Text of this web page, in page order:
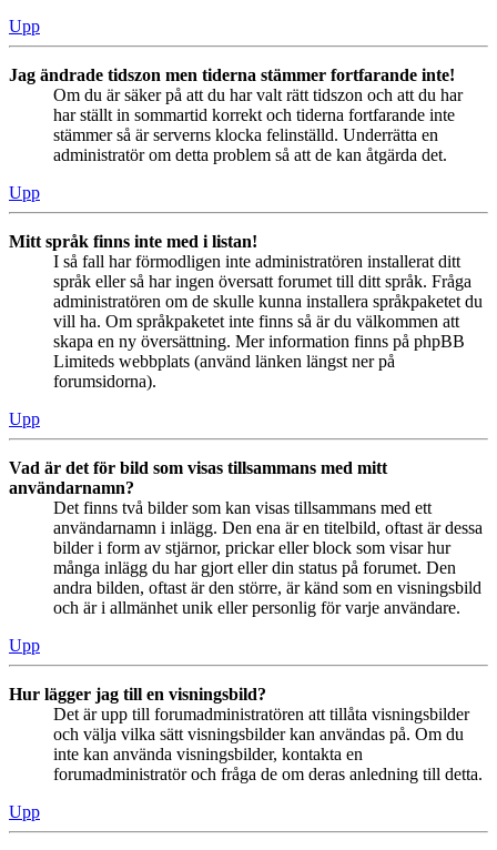
Upp
Jag ändrade tidszon men tiderna stämmer fortfarande inte!
Om du är säker på att du har valt rätt tidszon och att du har
har ställt in sommartid korrekt och tiderna fortfarande inte
stämmer så är serverns klocka felinställd. Underrätta en
administratör om detta problem så att de kan åtgärda det.
Upp
Mitt språk finns inte med i listan!
I så fall har förmodligen inte administratören installerat ditt
språk eller så har ingen översatt forumet till ditt språk. Fråga
administratören om de skulle kunna installera språkpaketet du
vill ha. Om språkpaketet inte finns så är du välkommen att
skapa en ny översättning. Mer information finns på phpBB
Limiteds webbplats (använd länken längst ner på
forumsidorna).
Upp
Vad är det för bild som visas tillsammans med mitt
användarnamn?
Det finns två bilder som kan visas tillsammans med ett
användarnamn i inlägg. Den ena är en titelbild, oftast är dessa
bilder i form av stjärnor, prickar eller block som visar hur
många inlägg du har gjort eller din status på forumet. Den
andra bilden, oftast är den större, är känd som en visningsbild
och är i allmänhet unik eller personlig för varje användare.
Upp
Hur lägger jag till en visningsbild?
Det är upp till forumadministratören att tillåta visningsbilder
och välja vilka sätt visningsbilder kan användas på. Om du
inte kan använda visningsbilder, kontakta en
forumadministratör och fråga de om deras anledning till detta.
Upp